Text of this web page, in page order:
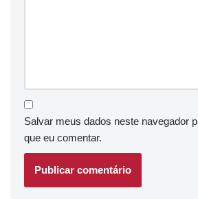
Salvar meus dados neste navegador
que eu comentar.